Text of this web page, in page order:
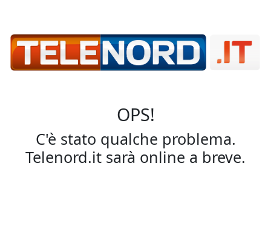
OPS!
C'è stato qualche problema.
Telenord.it sarà online a breve.